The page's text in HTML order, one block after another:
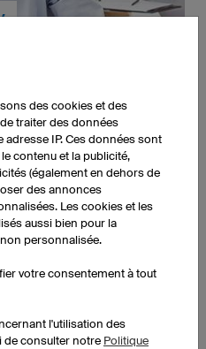
ateliers en Allemagne,
qualité professionnelle et
pour vous, comme pour
des cookies et des
traiter des données
adresse IP. Ces données sont
contenu et la publicité,
(également en dehors de
des annonces
Les cookies et les
aussi bien pour la
personnalisée.
votre consentement à tout
l'utilisation des
de consulter notre Politique